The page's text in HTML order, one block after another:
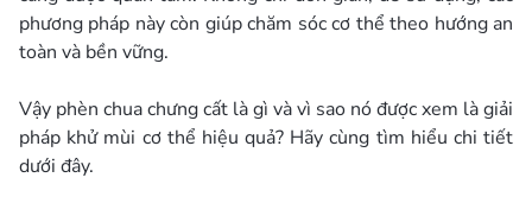
phương pháp này còn giúp chăm sóc cơ thể theo hướng an
toàn và bền vững.
Vậy phèn chua chưng cất là gì và vì sao nó được xem là giải
pháp khử mùi cơ thể hiệu quả? Hãy cùng tìm hiểu chi tiết
dưới đây.